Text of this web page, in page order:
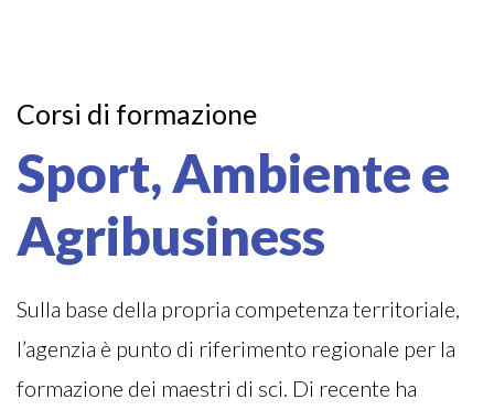
Corsi di formazione
Sport, Ambiente e
Agribusiness
Sulla base della propria competenza territoriale,
l’agenzia è punto di riferimento regionale per la
formazione dei maestri di sci. Di recente ha